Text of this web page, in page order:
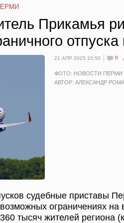
Прикамья
21 АПР 2025 10:50 0
ФОТО: НОВОСТИ ПЕРМИ
АВТОР: АЛЕКСАНДР
судебные приставы
ограничениях на
тысяч жителей региона